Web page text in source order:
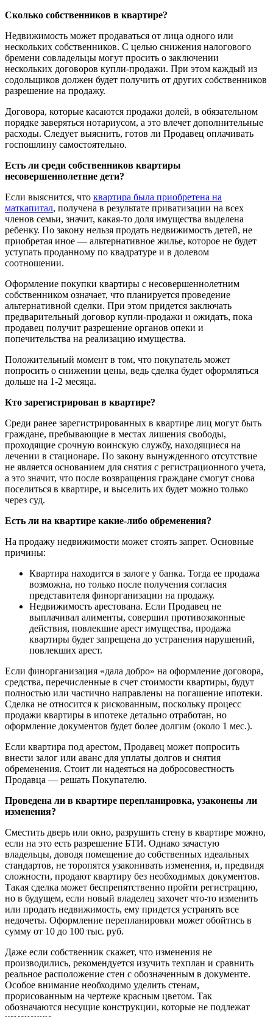
Сколько собственников в квартире?
Недвижимость может продаваться от лица одного или
нескольких собственников. С целью снижения налогового
бремени совладельцы могут просить о заключении
нескольких договоров купли-продажи. При этом каждый из
содольщиков должен будет получить от других собственников
разрешение на продажу.
Договора, которые касаются продажи долей, в обязательном
порядке заверяться нотариусом, а это влечет дополнительные
расходы. Следует выяснить, готов ли Продавец оплачивать
госпошлину самостоятельно.
Есть ли среди собственников квартиры
несовершеннолетние дети?
Если выяснится, что квартира была приобретена на
маткапитал, получена в результате приватизации на всех
членов семьи, значит, какая-то доля имущества выделена
ребенку. По закону нельзя продать недвижимость детей, не
приобретая иное — альтернативное жилье, которое не будет
уступать проданному по квадратуре и в долевом
соотношении.
Оформление покупки квартиры с несовершеннолетним
собственником означает, что планируется проведение
альтернативной сделки. При этом придется заключать
предварительный договор купли-продажи и ожидать, пока
продавец получит разрешение органов опеки и
попечительства на реализацию имущества.
Положительный момент в том, что покупатель может
попросить о снижении цены, ведь сделка будет оформляться
дольше на 1-2 месяца.
Кто зарегистрирован в квартире?
Среди ранее зарегистрированных в квартире лиц могут быть
граждане, пребывающие в местах лишения свободы,
проходящие срочную воинскую службу, находящиеся на
лечении в стационаре. По закону вынужденного отсутствие
не является основанием для снятия с регистрационного учета,
а это значит, что после возвращения граждане смогут снова
поселиться в квартире, и выселить их будет можно только
через суд.
Есть ли на квартире какие-либо обременения?
На продажу недвижимости может стоять запрет. Основные
причины:
Квартира находится в залоге у банка. Тогда ее продажа
возможна, но только после получения согласия
представителя финорганизации на продажу.
Недвижимость арестована. Если Продавец не
выплачивал алименты, совершил противозаконные
действия, повлекшие арест имущества, продажа
квартиры будет запрещена до устранения нарушений,
повлекших арест.
Если финорганизация «дала добро» на оформление договора,
средства, перечисленные в счет стоимости квартиры, будут
полностью или частично направлены на погашение ипотеки.
Сделка не относится к рискованным, поскольку процесс
продажи квартиры в ипотеке детально отработан, но
оформление документов будет более долгим (около 1 мес.).
Если квартира под арестом, Продавец может попросить
внести залог или аванс для уплаты долгов и снятия
обременения. Стоит ли надеяться на добросовестность
Продавца — решать Покупателю.
Проведена ли в квартире перепланировка, узаконены ли
изменения?
Сместить дверь или окно, разрушить стену в квартире можно,
если на это есть разрешение БТИ. Однако зачастую
владельцы, доводя помещение до собственных идеальных
стандартов, не торопятся узаконивать изменения, и, предвидя
сложности, продают квартиру без необходимых документов.
Такая сделка может беспрепятственно пройти регистрацию,
но в будущем, если новый владелец захочет что-то изменить
или продать недвижимость, ему придется устранять все
недочеты. Оформление перепланировки может обойтись в
сумму от 10 до 100 тыс. руб.
Даже если собственник скажет, что изменения не
производились, рекомендуется изучить техплан и сравнить
реальное расположение стен с обозначенным в документе.
Особое внимание необходимо уделить стенам,
прорисованным на чертеже красным цветом. Так
обозначаются несущие конструкции, которые не подлежат